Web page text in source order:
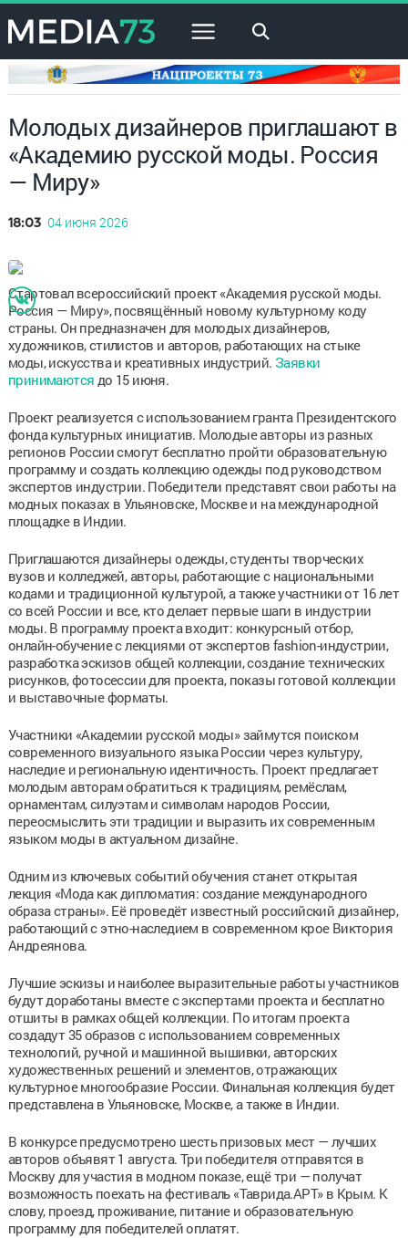
×
Молодых дизайнеров приглашают в
«Академию русской моды. Россия
— Миру»
18:03 04 июня 2026
Стартовал всероссийский проект «Академия русской моды.
Россия — Миру», посвящённый новому культурному коду
страны. Он предназначен для молодых дизайнеров,
художников, стилистов и авторов, работающих на стыке
моды, искусства и креативных индустрий. Заявки
принимаются до 15 июня.
Проект реализуется с использованием гранта Президентского
фонда культурных инициатив. Молодые авторы из разных
регионов России смогут бесплатно пройти образовательную
программу и создать коллекцию одежды под руководством
экспертов индустрии. Победители представят свои работы на
модных показах в Ульяновске, Москве и на международной
площадке в Индии.
Приглашаются дизайнеры одежды, студенты творческих
вузов и колледжей, авторы, работающие с национальными
кодами и традиционной культурой, а также участники от 16 лет
со всей России и все, кто делает первые шаги в индустрии
моды. В программу проекта входит: конкурсный отбор,
онлайн-обучение с лекциями от экспертов fashion-индустрии,
разработка эскизов общей коллекции, создание технических
рисунков, фотосессии для проекта, показы готовой коллекции
и выставочные форматы.
Участники «Академии русской моды» займутся поиском
современного визуального языка России через культуру,
наследие и региональную идентичность. Проект предлагает
молодым авторам обратиться к традициям, ремёслам,
орнаментам, силуэтам и символам народов России,
переосмыслить эти традиции и выразить их современным
языком моды в актуальном дизайне.
Одним из ключевых событий обучения станет открытая
лекция «Мода как дипломатия: создание международного
образа страны». Её проведёт известный российский дизайнер,
работающий с этно-наследием в современном крое Виктория
Андреянова.
Лучшие эскизы и наиболее выразительные работы участников
будут доработаны вместе с экспертами проекта и бесплатно
отшиты в рамках общей коллекции. По итогам проекта
создадут 35 образов с использованием современных
технологий, ручной и машинной вышивки, авторских
художественных решений и элементов, отражающих
культурное многообразие России. Финальная коллекция будет
представлена в Ульяновске, Москве, а также в Индии.
В конкурсе предусмотрено шесть призовых мест — лучших
авторов объявят 1 августа. Три победителя отправятся в
Москву для участия в модном показе, ещё три — получат
возможность поехать на фестиваль «Таврида.АРТ» в Крым. К
слову, проезд, проживание, питание и образовательную
программу для победителей оплатят.